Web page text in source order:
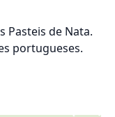
Pasteis de Nata.
portugueses.